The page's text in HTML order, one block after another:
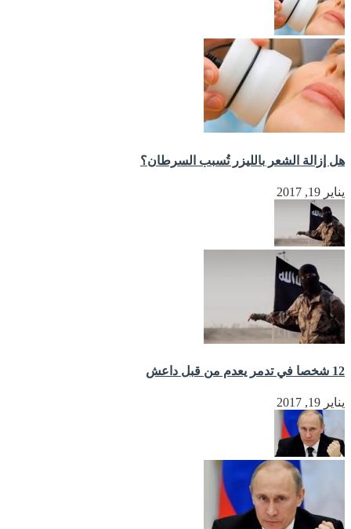
هل إزالة الشعر بالليزر تُسبب السرطان؟
يناير 19, 2017
12 شخصا في تدمر يعدم من قبل داعش
يناير 19, 2017